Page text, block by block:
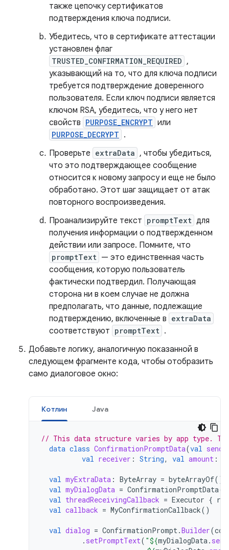
также цепочку сертификатов
подтверждения ключа подписи.
Убедитесь, что в сертификате аттестации
установлен флаг
TRUSTED_CONFIRMATION_REQUIRED ,
указывающий на то, что для ключа подписи
требуется подтверждение доверенного
пользователя. Если ключ подписи является
ключом RSA, убедитесь, что у него нет
свойств PURPOSE_ENCRYPT или
PURPOSE_DECRYPT .
Проверьте extraData , чтобы убедиться,
что это подтверждающее сообщение
относится к новому запросу и еще не было
обработано. Этот шаг защищает от атак
повторного воспроизведения.
Проанализируйте текст promptText для
получения информации о подтвержденном
действии или запросе. Помните, что
promptText — это единственная часть
сообщения, которую пользователь
фактически подтвердил. Получающая
сторона ни в коем случае не должна
предполагать, что данные, подлежащие
подтверждению, включенные в extraData
соответствуют promptText .
Добавьте логику, аналогичную показанной в
следующем фрагменте кода, чтобы отобразить
само диалоговое окно:
Котлин Java
// This data structure varies by app type.
data class ConfirmationPromptData(val
val receiver : String, val amount :
val myExtraData : ByteArray = byteArrayOf()
val myDialogData = ConfirmationPromptData(
val threadReceivingCallback = Executor {
val callback = MyConfirmationCallback()
val dialog = ConfirmationPrompt.Builder(
. setPromptText( "${myDialogData.